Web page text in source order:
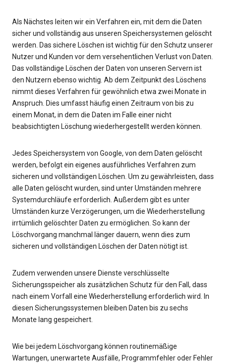
Als Nächstes leiten wir ein Verfahren ein, mit dem die Daten
sicher und vollständig aus unseren Speichersystemen gelöscht
werden. Das sichere Löschen ist wichtig für den Schutz unserer
Nutzer und Kunden vor dem versehentlichen Verlust von Daten.
Das vollständige Löschen der Daten von unseren Servern ist
den Nutzern ebenso wichtig. Ab dem Zeitpunkt des Löschens
nimmt dieses Verfahren für gewöhnlich etwa zwei Monate in
Anspruch. Dies umfasst häufig einen Zeitraum von bis zu
einem Monat, in dem die Daten im Falle einer nicht
beabsichtigten Löschung wiederhergestellt werden können.
Jedes Speichersystem von Google, von dem Daten gelöscht
werden, befolgt ein eigenes ausführliches Verfahren zum
sicheren und vollständigen Löschen. Um zu gewährleisten, dass
alle Daten gelöscht wurden, sind unter Umständen mehrere
Systemdurchläufe erforderlich. Außerdem gibt es unter
Umständen kurze Verzögerungen, um die Wiederherstellung
irrtümlich gelöschter Daten zu ermöglichen. So kann der
Löschvorgang manchmal länger dauern, wenn dies zum
sicheren und vollständigen Löschen der Daten nötigt ist.
Zudem verwenden unsere Dienste verschlüsselte
Sicherungsspeicher als zusätzlichen Schutz für den Fall, dass
nach einem Vorfall eine Wiederherstellung erforderlich wird. In
diesen Sicherungssystemen bleiben Daten bis zu sechs
Monate lang gespeichert.
Wie bei jedem Löschvorgang können routinemäßige
Wartungen, unerwartete Ausfälle, Programmfehler oder Fehler